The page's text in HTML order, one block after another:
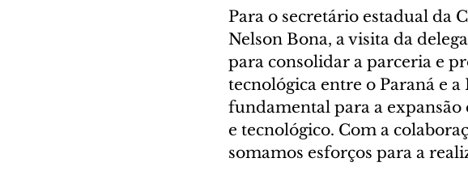
Para o secretário estadual da
Nelson Bona, a visita da
para consolidar a parceria e
tecnológica entre o Paraná e
fundamental para a
e tecnológico. Com a
somamos esforços para a